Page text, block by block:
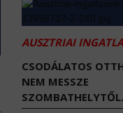
AUSZTRIAI
CSODÁLATOS
NEM MESSZE
SZOMBATHELYTŐL.